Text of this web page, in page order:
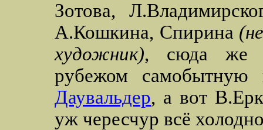
Зотова,
А.Кошкина, Спирина
художник), сюда же
рубежом
Даувальдер, а вот
уж чересчур всё